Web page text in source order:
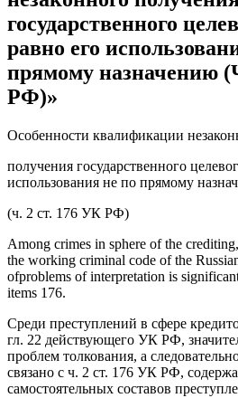
государственного
равно его
прямому назначению
РФ)»
Особенности квалификации
получения государственного
использования не по прямому
(ч. 2 ст. 176 УК РФ)
Among crimes in sphere of the
the working criminal code of the
ofproblems of interpretation is
items 176.
Среди преступлений в сфере
гл. 22 действующего УК РФ,
проблем толкования, а
связано с ч. 2 ст. 176 УК РФ,
самостоятельных составов